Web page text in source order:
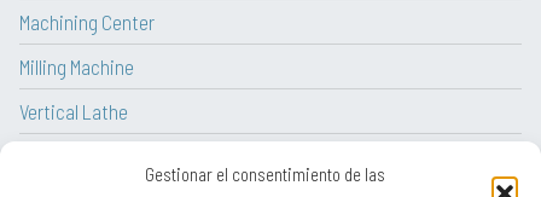
Gestionar el consentimiento de las
Machining Center
Milling Machine
Vertical Lathe